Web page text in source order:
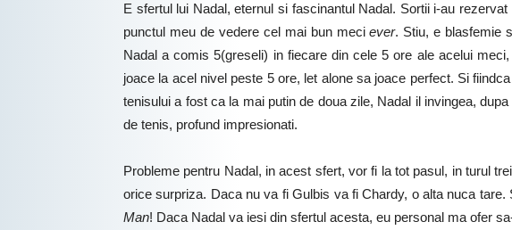
E sfertul lui Nadal, eternul si fascinantul Nadal. Sortii i-au
punctul meu de vedere cel mai bun meciever. Stiu, e blasfemie
Nadal a comis 5(greseli) in fiecare din cele 5 ore ale acelui
joace la acel nivel peste 5 ore, let alone sa joace perfect. Si
tenisului a fost ca la mai putin de doua zile, Nadal il invingea,
de tenis, profund impresionati.
Probleme pentru Nadal, in acest sfert, vor fi la tot pasul, in turul
orice surpriza. Daca nu va fi Gulbis va fi Chardy, o alta nuca
Man! Daca Nadal va iesi din sfertul acesta, eu personal ma ofer